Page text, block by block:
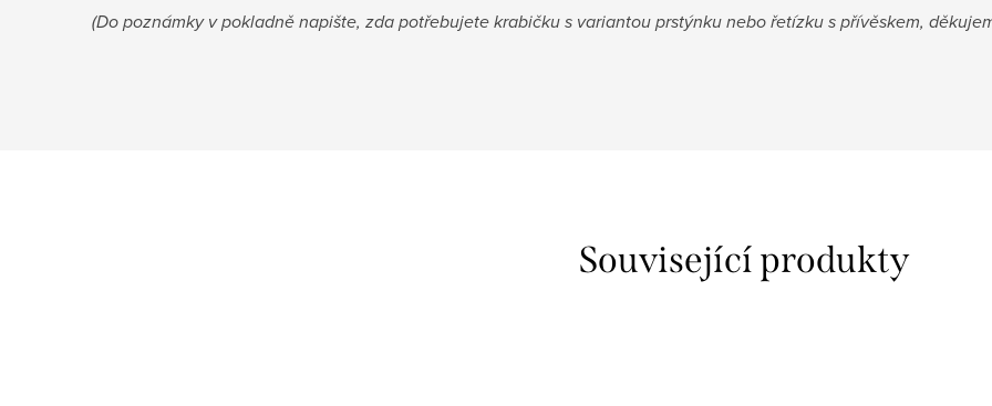
(Do poznámky v pokladně napište, zda potřebujete krabičku s variantou prstýnku nebo řetízku s přívěskem,
Související produkty